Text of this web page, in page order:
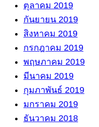
ตุลาคม 2019
กันยายน 2019
สิงหาคม 2019
กรกฎาคม 2019
พฤษภาคม 2019
มีนาคม 2019
กุมภาพันธ์ 2019
มกราคม 2019
ธันวาคม 2018